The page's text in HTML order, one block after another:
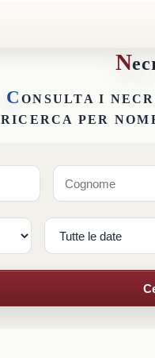
N
C ONSULTA I
RICERCA PER